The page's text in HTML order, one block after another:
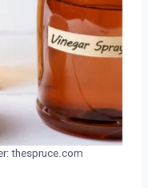
thespruce.com